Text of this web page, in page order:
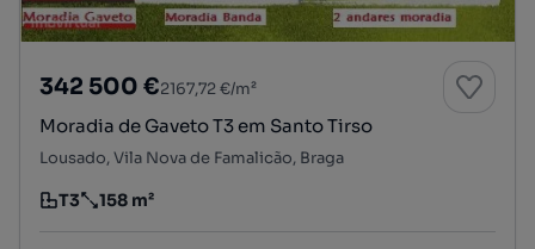
342 500 €2167,72 €/m²
Moradia de Gaveto T3 em Santo Tirso
Lousado, Vila Nova de Famalicão, Braga
Tipologia
T3
Preço por metro quadrado
158 m²